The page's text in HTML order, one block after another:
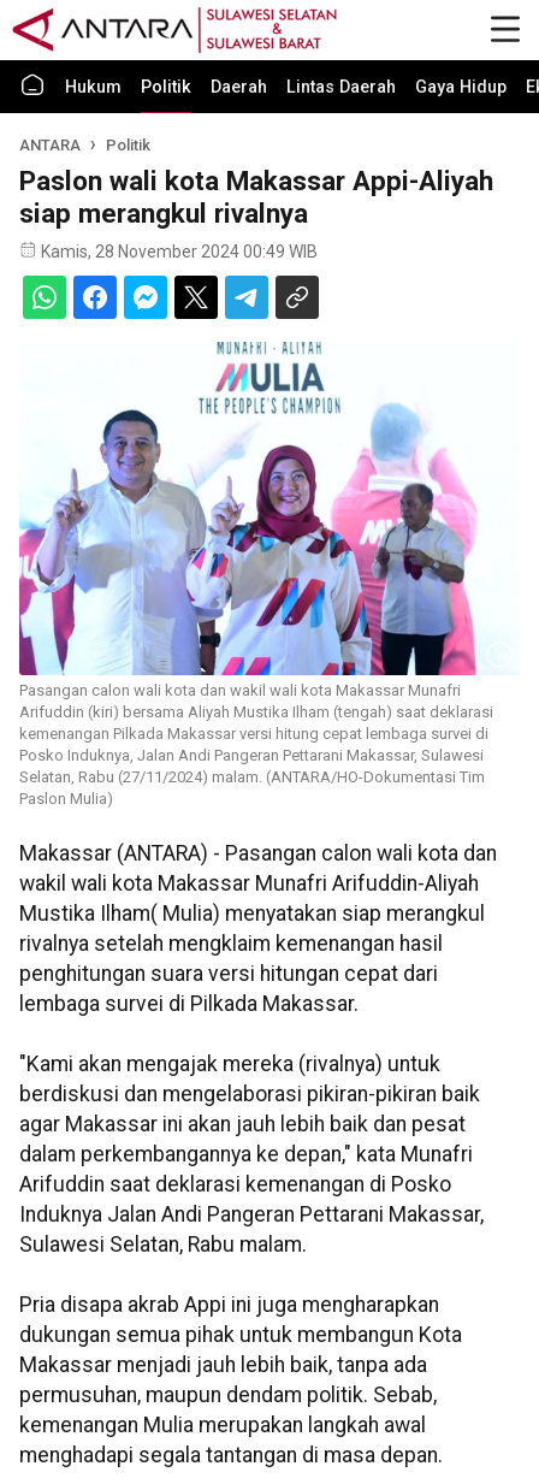
Hukum Politik Daerah Lintas Daerah Gaya Hidup
ANTARA Politik
Paslon wali kota Makassar Appi-Aliyah
siap merangkul rivalnya
Kamis, 28 November 2024 00:49 WIB
Pasangan calon wali kota dan wakil wali kota Makassar Munafri
Arifuddin (kiri) bersama Aliyah Mustika Ilham (tengah) saat deklarasi
kemenangan Pilkada Makassar versi hitung cepat lembaga survei di
Posko Induknya, Jalan Andi Pangeran Pettarani Makassar, Sulawesi
Selatan, Rabu (27/11/2024) malam. (ANTARA/HO-Dokumentasi Tim
Paslon Mulia)
Makassar (ANTARA) - Pasangan calon wali kota dan
wakil wali kota Makassar Munafri Arifuddin-Aliyah
Mustika Ilham( Mulia) menyatakan siap merangkul
rivalnya setelah mengklaim kemenangan hasil
penghitungan suara versi hitungan cepat dari
lembaga survei di Pilkada Makassar.
"Kami akan mengajak mereka (rivalnya) untuk
berdiskusi dan mengelaborasi pikiran-pikiran baik
agar Makassar ini akan jauh lebih baik dan pesat
dalam perkembangannya ke depan," kata Munafri
Arifuddin saat deklarasi kemenangan di Posko
Induknya Jalan Andi Pangeran Pettarani Makassar,
Sulawesi Selatan, Rabu malam.
Pria disapa akrab Appi ini juga mengharapkan
dukungan semua pihak untuk membangun Kota
Makassar menjadi jauh lebih baik, tanpa ada
permusuhan, maupun dendam politik. Sebab,
kemenangan Mulia merupakan langkah awal
menghadapi segala tantangan di masa depan.